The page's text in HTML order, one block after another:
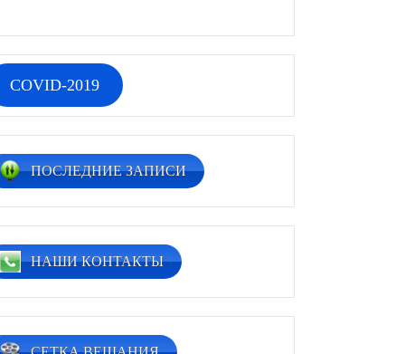
COVID-2019
ПОСЛЕДНИЕ ЗАПИСИ
НАШИ КОНТАКТЫ